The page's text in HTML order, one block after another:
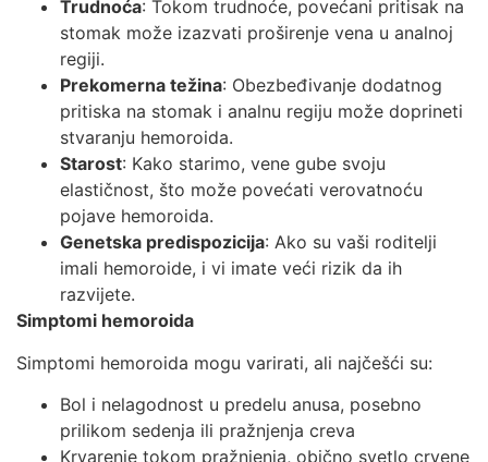
Trudnoća: Tokom trudnoće, povećani pritisak na
stomak može izazvati proširenje vena u analnoj
regiji.
Prekomerna težina: Obezbeđivanje dodatnog
pritiska na stomak i analnu regiju može doprineti
stvaranju hemoroida.
Starost: Kako starimo, vene gube svoju
elastičnost, što može povećati verovatnoću
pojave hemoroida.
Genetska predispozicija: Ako su vaši roditelji
imali hemoroide, i vi imate veći rizik da ih
razvijete.
Simptomi hemoroida
Simptomi hemoroida mogu varirati, ali najčešći su:
Bol i nelagodnost u predelu anusa, posebno
prilikom sedenja ili pražnjenja creva
Krvarenje tokom pražnjenja, obično svetlo crvene